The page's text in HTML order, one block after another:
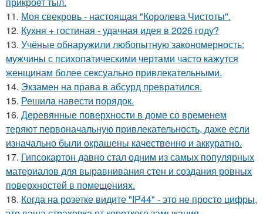
11. Моя свекровь - настоящая "Королева Чистоты".
12. Кухня + гостиная - удачная идея в 2026 году?
13. Учёные обнаружили любопытную закономерность:
мужчины с психопатическими чертами часто кажутся
женщинам более сексуально привлекательными.
14. Экзамен на права в абсурд превратился.
15. Решила навести порядок.
16. Деревянные поверхности в доме со временем
теряют первоначальную привлекательность, даже если
изначально были окрашены качественно и аккуратно.
17. Гипсокартон давно стал одним из самых популярных
материалов для выравнивания стен и создания ровных
поверхностей в помещениях.
18. Когда на розетке видите "IP44" - это не просто цифры,